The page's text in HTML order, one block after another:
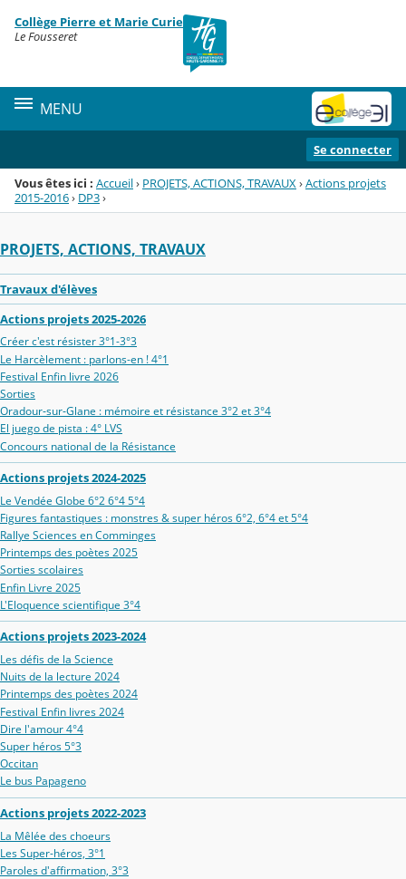
Menu de la rubrique
Contenu
Collège Pierre et Marie Curie
Le Fousseret
MENU
Se connecter
Vous êtes ici : Accueil› PROJETS, ACTIONS, TRAVAUX ›Actions projets
2015-2016› DP3›
PROJETS, ACTIONS, TRAVAUX
Travaux d'élèves
Actions projets 2025-2026
Créer c'est résister 3°1-3°3
Le Harcèlement : parlons-en ! 4°1
Festival Enfin livre 2026
Sorties
Oradour‑sur‑Glane : mémoire et résistance 3°2 et 3°4
El juego de pista : 4° LVS
Concours national de la Résistance
Actions projets 2024-2025
Le Vendée Globe 6°2 6°4 5°4
Figures fantastiques : monstres & super héros 6°2, 6°4 et 5°4
Rallye Sciences en Comminges
Printemps des poètes 2025
Sorties scolaires
Enfin Livre 2025
L'Eloquence scientifique 3°4
Actions projets 2023-2024
Les défis de la Science
Nuits de la lecture 2024
Printemps des poètes 2024
Festival Enfin livres 2024
Dire l'amour 4°4
Super héros 5°3
Occitan
Le bus Papageno
Actions projets 2022-2023
La Mêlée des choeurs
Les Super-héros, 3°1
Paroles d'affirmation, 3°3